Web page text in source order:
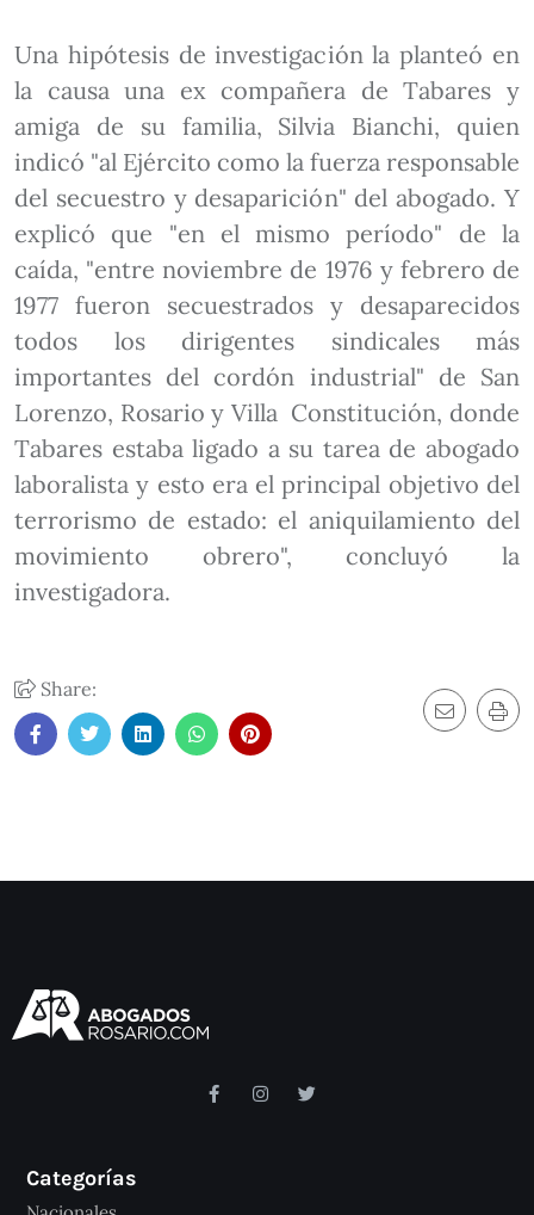
Una hipótesis de investigación la planteó en
la causa una ex compañera de Tabares y
amiga de su familia, Silvia Bianchi, quien
indicó "al Ejército como la fuerza responsable
del secuestro y desaparición" del abogado. Y
explicó que "en el mismo período" de la
caída, "entre noviembre de 1976 y febrero de
1977 fueron secuestrados y desaparecidos
todos los dirigentes sindicales más
importantes del cordón industrial" de San
Lorenzo, Rosario y Villa Constitución, donde
Tabares estaba ligado a su tarea de abogado
laboralista y esto era el principal objetivo del
terrorismo de estado: el aniquilamiento del
movimiento obrero", concluyó la
investigadora.
Share:
Categorías